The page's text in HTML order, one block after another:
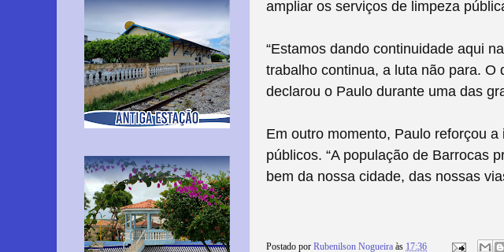
ampliar os serviços de limpeza
“Estamos dando continuidade aqui
trabalho continua, a luta não para. O
declarou o Paulo durante uma das
Em outro momento, Paulo reforçou
públicos. “A população de Barrocas
bem da nossa cidade, das nossas
Postado por Rubenilson Nogueira às 17:36